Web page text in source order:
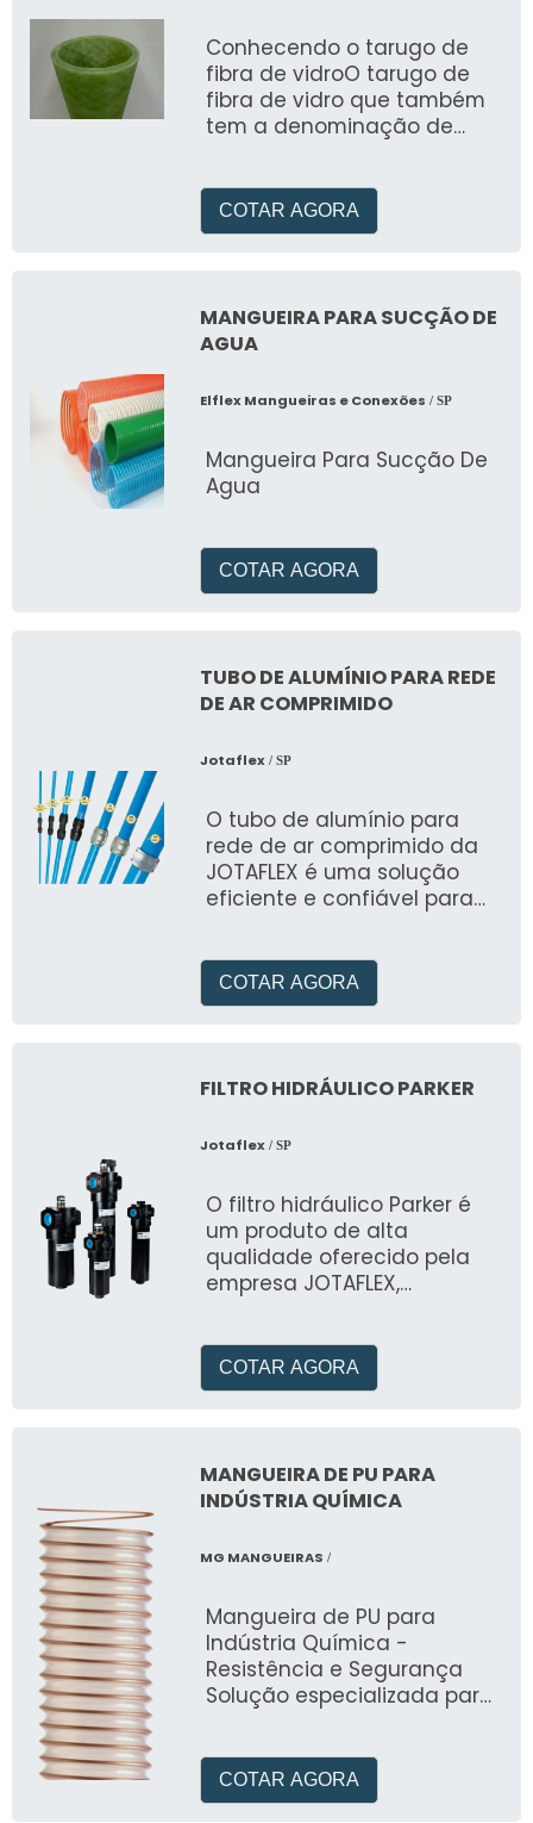
Conhecendo o tarugo de
fibra de vidroO tarugo de
fibra de vidro que também
tem a denominação de
COTAR AGORA
MANGUEIRA PARA SUCÇÃO DE
AGUA
Elflex Mangueiras e Conexões / SP
Mangueira Para Sucção De
Agua
COTAR AGORA
TUBO DE ALUMÍNIO PARA REDE
DE AR COMPRIMIDO
Jotaflex/ SP
O tubo de alumínio para
rede de ar comprimido da
JOTAFLEX é uma solução
eficiente e confiável para
COTAR AGORA
FILTRO HIDRÁULICO PARKER
Jotaflex/ SP
O filtro hidráulico Parker é
um produto de alta
qualidade oferecido pela
empresa JOTAFLEX,
pneumática desde 1989
COTAR AGORA
MANGUEIRA DE PU PARA
INDÚSTRIA QUÍMICA
MG MANGUEIRAS /
Mangueira de PU para
Indústria Química -
Resistência e Segurança
Solução especializada para
MG Mangueiras, oferece
temperatura de trabalho de
COTAR AGORA